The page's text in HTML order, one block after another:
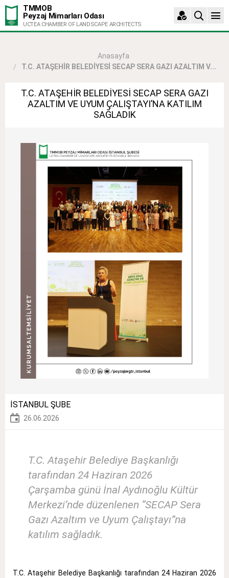
TMMOB
Peyzaj Mimarları Odası
UCTEA CHAMBER OF LANDSCAPE ARCHITECTS
Anasayfa
T.C. ATAŞEHİR BELEDİYESİ SECAP SERA GAZI AZALTIM V...
T.C. ATAŞEHİR BELEDİYESİ SECAP SERA GAZI
AZALTIM VE UYUM ÇALIŞTAYI’NA KATILIM
SAĞLADIK
İSTANBUL ŞUBE
26.06.2026
T.C. Ataşehir Belediye Başkanlığı
tarafından 24 Haziran 2026
Çarşamba günü İnal Aydınoğlu Kültür
Merkezi’nde düzenlenen “SECAP Sera
Gazı Azaltım ve Uyum Çalıştayı”na
katılım sağladık.
T.C. Ataşehir Belediye Başkanlığı tarafından 24 Haziran 2026